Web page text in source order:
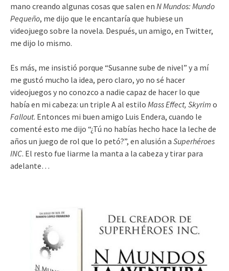
mano creando algunas cosas que salen en N Mundos: Mundo
Pequeño, me dijo que le encantaría que hubiese un
videojuego sobre la novela. Después, un amigo, en Twitter,
me dijo lo mismo.
Es más, me insistió porque “Susanne sube de nivel” y a mí
me gustó mucho la idea, pero claro, yo no sé hacer
videojuegos y no conozco a nadie capaz de hacer lo que
había en mi cabeza: un triple A al estilo Mass Effect, Skyrim o
Fallout. Entonces mi buen amigo Luis Endera, cuando le
comenté esto me dijo “¿Tú no habías hecho hace la leche de
años un juego de rol que lo petó?”, en alusión a Superhéroes
INC. El resto fue liarme la manta a la cabeza y tirar para
adelante…